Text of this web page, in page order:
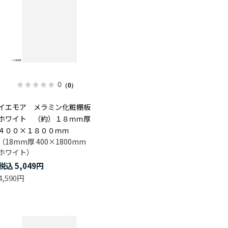
0（0）
エモア メラミン化粧棚板
ワイト （約）１８ｍｍ厚
００×１８００ｍｍ
18mm厚 400×1800mm
ワイト）
5,049円
円